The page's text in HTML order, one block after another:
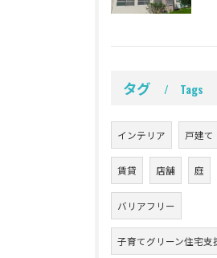
タグ Tags
インテリア 戸建て
賃貸 店舗 庭
バリアフリー
子育てグリーン住宅支